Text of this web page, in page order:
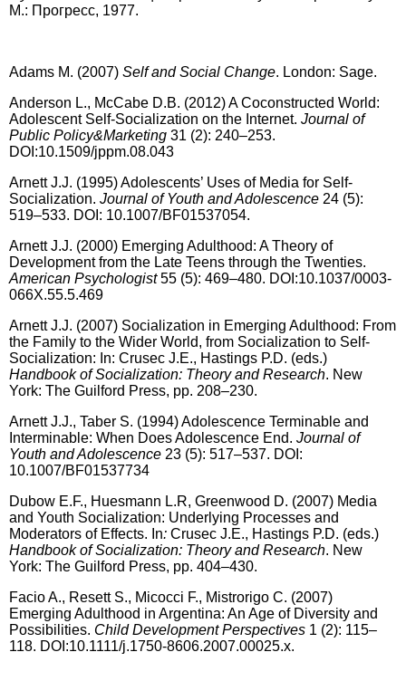
М.: Прогресс, 1977.
Adams M. (2007) Self and Social Change. London: Sage.
Anderson L., McCabe D.B. (2012) A Coconstructed World:
Adolescent Self-Socialization on the Internet. Journal of
Public Policy&Marketing 31 (2): 240–253.
DOI:10.1509/jppm.08.043
Arnett J.J. (1995) Adolescents’ Uses of Media for Self-
Socialization. Journal of Youth and Adolescence 24 (5):
519–533. DOI: 10.1007/BF01537054.
Arnett J.J. (2000) Emerging Adulthood: A Theory of
Development from the Late Teens through the Twenties.
American Psychologist55 (5): 469–480. DOI:10.1037/0003-
066X.55.5.469
Arnett J.J. (2007) Socialization in Emerging Adulthood: From
the Family to the Wider World, from Socialization to Self-
Socialization: In: Crusec J.E., Hastings P.D. (eds.)
Handbook of Socialization: Theory and Research. New
York: The Guilford Press, pp. 208–230.
Arnett J.J., Taber S. (1994) Adolescence Terminable and
Interminable: When Does Adolescence End. Journal of
Youth and Adolescence 23 (5): 517–537. DOI:
10.1007/BF01537734
Dubow E.F., Huesmann L.R, Greenwood D. (2007) Media
and Youth Socialization: Underlying Processes and
Moderators of Effects. In: Crusec J.E., Hastings P.D. (eds.)
Handbook of Socialization: Theory and Research. New
York: The Guilford Press, pp. 404–430.
FacioA., Resett S., Micocci F., Mistrorigo C. (2007)
Emerging Adulthood in Argentina: An Age of Diversity and
Possibilities. Child Development Perspectives 1 (2): 115–
118. DOI:10.1111/j.1750-8606.2007.00025.x.